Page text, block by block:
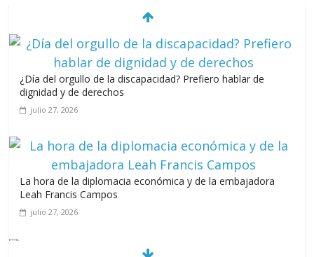
¿Día del orgullo de la discapacidad? Prefiero hablar de
dignidad y de derechos
julio 27, 2026
La hora de la diplomacia económica y de la embajadora
Leah Francis Campos
julio 27, 2026